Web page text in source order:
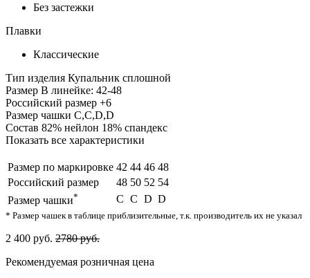
Без застежки
Плавки
Классические
Тип изделия Купальник сплошной
Размер В линейке: 42-48
Российский размер +6
Размер чашки C,С,D,D
Состав 82% нейлон 18% спандекс
Показать все характеристики
Размер по маркировке 42 44 46 48
Российский размер
48 50 52 54
Размер чашки* C С D D
* Размер чашек в таблице приблизительные, т.к. производитель их не указал
2 400 руб. 2780 руб.
Рекомендуемая розничная цена